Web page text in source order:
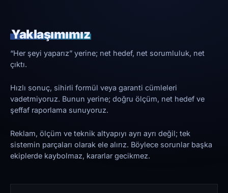
Yaklaşımımız
“Her şeyi yaparız” yerine; net hedef, net sorumluluk, net
çıktı.
Hızlı sonuç, sihirli formül veya garanti cümleleri
vadetmiyoruz. Bunun yerine; doğru ölçüm, net hedef ve
şeffaf raporlama sunuyoruz.
Reklam, ölçüm ve teknik altyapıyı ayrı ayrı değil; tek
sistemin parçaları olarak ele alırız. Böylece sorunlar başka
ekiplerde kaybolmaz, kararlar gecikmez.